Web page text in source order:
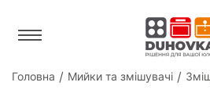
Головна Мийки та змішувачі